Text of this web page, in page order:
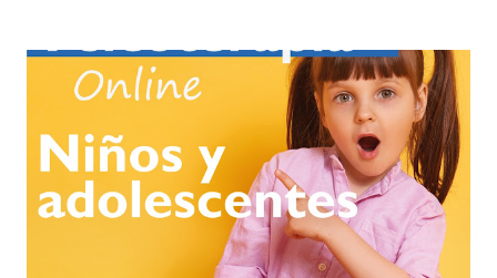
las ventajas de la Terapia Online? Es un ahorro de tiempo
y económico en la movilidad hasta el consultorio.
Privacidad. Flexibilidad de horario. En la comodidad
del lugar donde te encuentres, Reiterar que no va a sentir
ningún tipo de preocupación, por el contagio de esta pandemia
que pronto se terminara. De esta manera vamos a superar